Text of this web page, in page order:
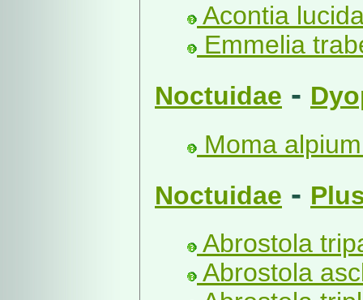
Acontia
Emmelia
Noctuidae -
Moma
Noctuidae -
Abrostola
Abrostola